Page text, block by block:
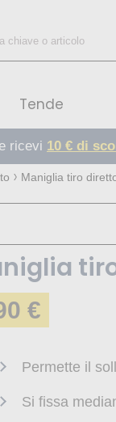
Tende
ricevi 10 € di
Maniglia tiro
€
Permette il
Si fissa